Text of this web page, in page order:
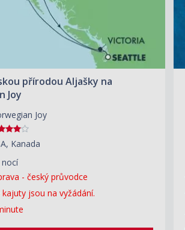
přírodou Aljašky na
Joy
Joy
Kanada
nocí
- český průvodce
jsou na vyžádání.